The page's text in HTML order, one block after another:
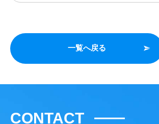
一覧へ戻る
CONTACT